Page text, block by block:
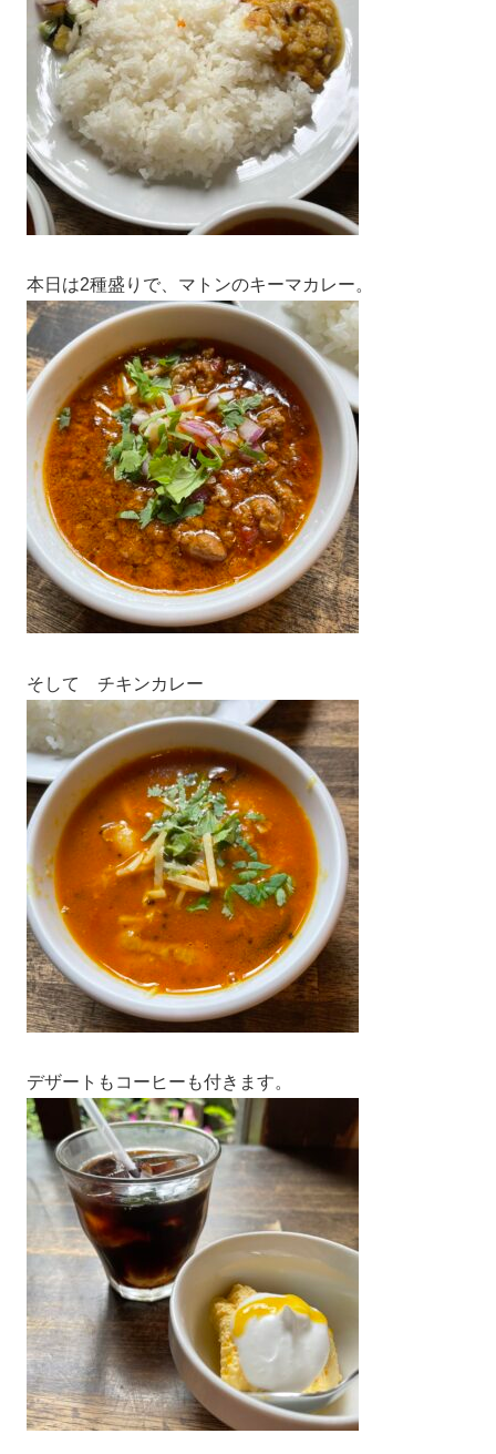
本日は2種盛りで、マトンのキーマカレー。
そして チキンカレー
デザートもコーヒーも付きます。